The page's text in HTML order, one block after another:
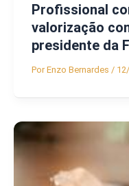
Profissional
valorização
presidente da
PorEnzo Bernardes /